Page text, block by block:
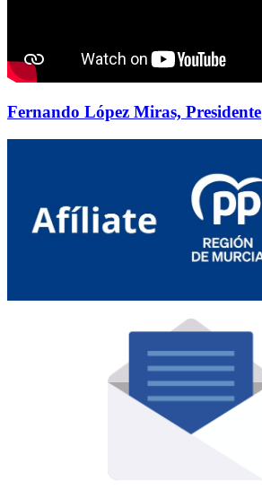
Fernando López Miras, Presidente